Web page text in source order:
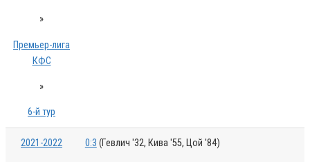
»
Премьер-лига
КФС
»
6-й тур
2021-2022 0:3 (Гевлич '32, Кива '55, Цой '84)